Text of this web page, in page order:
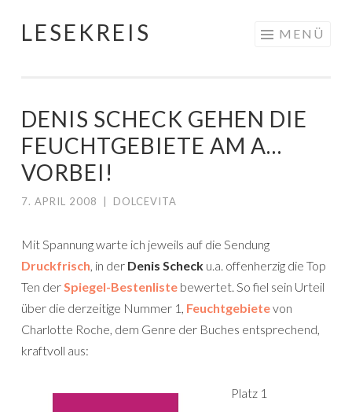
Springe
LESEKREIS MENÜ
DENIS SCHECK GEHEN DIE
FEUCHTGEBIETE AM A…
VORBEI!
7. APRIL 2008 DOLCEVITA
Mit Spannung warte ich jeweils auf die Sendung
Druckfrisch, in der Denis Scheck u.a. offenherzig die Top
Ten derSpiegel-Bestenliste bewertet. So fiel sein Urteil
über die derzeitige Nummer 1, Feuchtgebietevon
Charlotte Roche, dem Genre der Buches entsprechend,
kraftvoll aus:
Platz 1